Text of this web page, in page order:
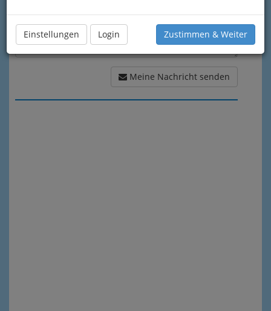
Einstellungen Login Zustimmen & Weiter
Meine Nachricht senden